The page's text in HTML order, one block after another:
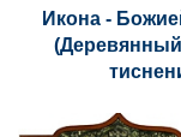
Икона -